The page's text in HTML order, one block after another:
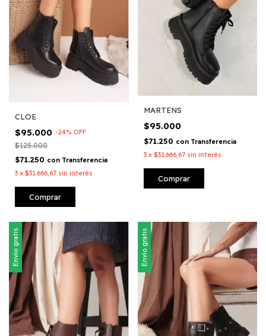
CLOE
$95.000 -24% OFF
$125.000
$71.250 con Transferencia
3 x $31.666,67 sin interés
Comprar
MARTENS
$95.000
$71.250 con Transferencia
3 x $31.666,67 sin interés
Comprar
Envío gratis Envío gratis